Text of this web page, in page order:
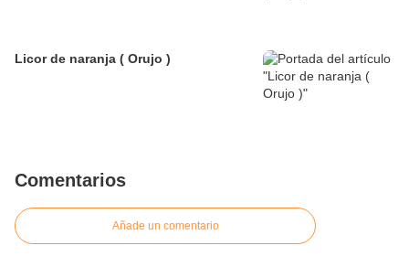
Licor de naranja ( Orujo )
Comentarios
Añade un comentario